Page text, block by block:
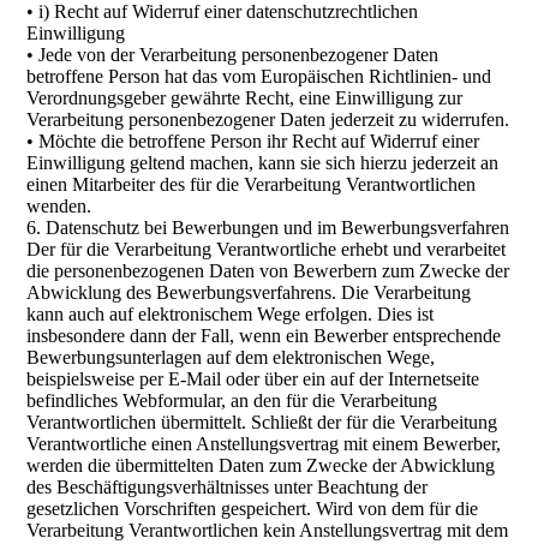
• i) Recht auf Widerruf einer datenschutzrechtlichen
Einwilligung
• Jede von der Verarbeitung personenbezogener Daten
betroffene Person hat das vom Europäischen Richtlinien- und
Verordnungsgeber gewährte Recht, eine Einwilligung zur
Verarbeitung personenbezogener Daten jederzeit zu widerrufen.
• Möchte die betroffene Person ihr Recht auf Widerruf einer
Einwilligung geltend machen, kann sie sich hierzu jederzeit an
einen Mitarbeiter des für die Verarbeitung Verantwortlichen
wenden.
6. Datenschutz bei Bewerbungen und im Bewerbungsverfahren
Der für die Verarbeitung Verantwortliche erhebt und verarbeitet
die personenbezogenen Daten von Bewerbern zum Zwecke der
Abwicklung des Bewerbungsverfahrens. Die Verarbeitung
kann auch auf elektronischem Wege erfolgen. Dies ist
insbesondere dann der Fall, wenn ein Bewerber entsprechende
Bewerbungsunterlagen auf dem elektronischen Wege,
beispielsweise per E-Mail oder über ein auf der Internetseite
befindliches Webformular, an den für die Verarbeitung
Verantwortlichen übermittelt. Schließt der für die Verarbeitung
Verantwortliche einen Anstellungsvertrag mit einem Bewerber,
werden die übermittelten Daten zum Zwecke der Abwicklung
des Beschäftigungsverhältnisses unter Beachtung der
gesetzlichen Vorschriften gespeichert. Wird von dem für die
Verarbeitung Verantwortlichen kein Anstellungsvertrag mit dem